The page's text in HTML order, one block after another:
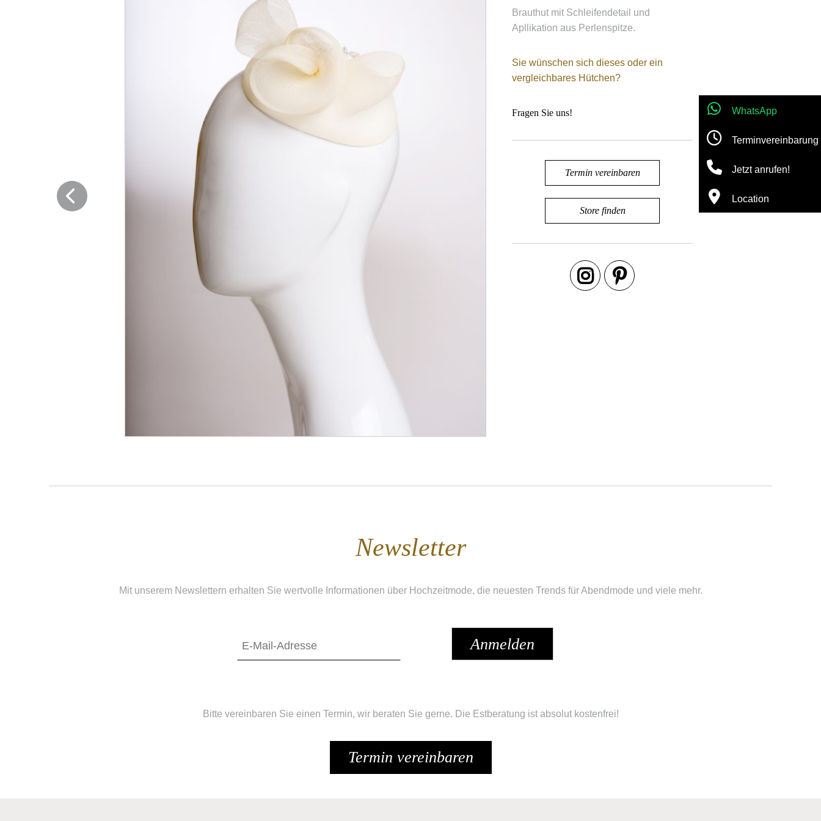
Brauthut mit Schleifendetail und
Apllikation aus Perlenspitze.
Sie wünschen sich dieses oder ein
vergleichbares Hütchen?
Fragen Sie uns!
Termin vereinbaren
Store finden
Newsletter
Mit unserem Newslettern erhalten Sie wertvolle Informationen über Hochzeitmode, die neuesten Trends für Abendmode und viele mehr.
Bitte vereinbaren Sie einen Termin, wir beraten Sie gerne. Die Estberatung ist absolut kostenfrei!
Termin vereinbaren
WhatsApp
Terminvereinbarung
Jetzt anrufen!
Location